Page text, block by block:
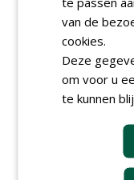
maaibestek
Verhart
vrijdag 7 augustus
Gemeente
kap en
vrijdag 7 augustus
onderhoud
gemeenten
aan Ünsal
vrijdag 7 augustus
van de
cookies.
Deze
om voor u
te kunnen